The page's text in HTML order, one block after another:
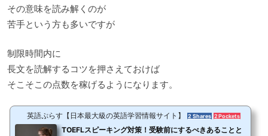
その意味を読み解くのが
苦手という方も多いですが
制限時間内に
長文を読解するコツを押さえておけば
そこそこの点数を稼げるようになります。
英語ぷらす【日本最大級の英語学習情報サイト】 2 Shares 2 Pockets
TOEFLスピーキング対策！受験前にするべきあることと